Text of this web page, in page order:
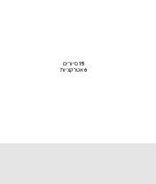
15 סיורים
6 אטרקציות